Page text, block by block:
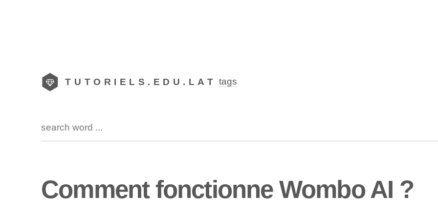
TUTORIELS.EDU.LAT tags
Comment fonctionne Wombo AI ?